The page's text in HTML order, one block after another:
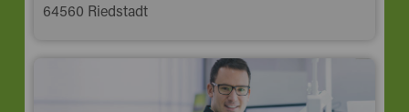
64560 Riedstadt